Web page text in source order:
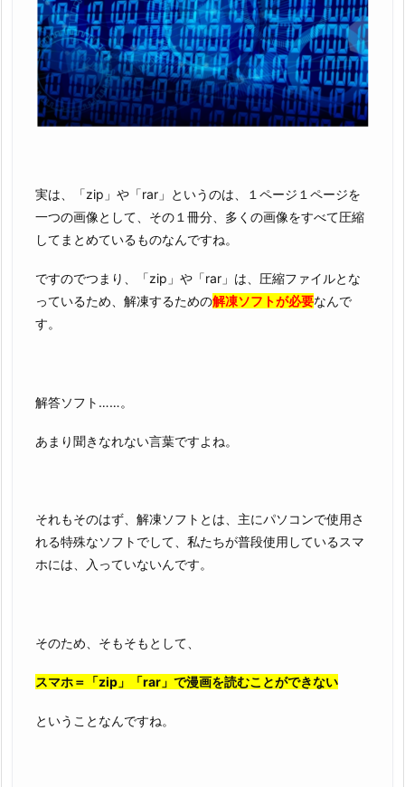
実は、「zip」や「rar」というのは、１ページ１ページを
一つの画像として、その１冊分、多くの画像をすべて圧縮
してまとめているものなんですね。
ですのでつまり、「zip」や「rar」は、圧縮ファイルとな
っているため、解凍するための解凍ソフトが必要なんで
す。
解答ソフト……。
あまり聞きなれない言葉ですよね。
それもそのはず、解凍ソフトとは、主にパソコンで使用さ
れる特殊なソフトでして、私たちが普段使用しているスマ
ホには、入っていないんです。
そのため、そもそもとして、
スマホ＝「zip」「rar」で漫画を読むことができない
ということなんですね。